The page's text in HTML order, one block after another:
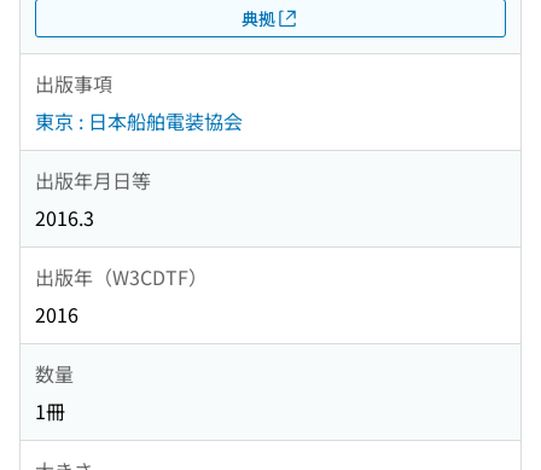
典拠
出版事項
東京 : 日本船舶電装協会
出版年月日等
2016.3
出版年（W3CDTF）
2016
数量
1冊